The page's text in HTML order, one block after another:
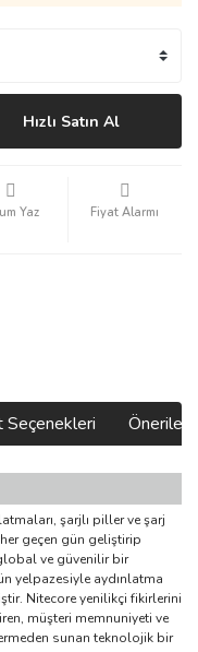
Hızlı Satın Al
Yaz Fiyat Alarmı
Seçenekleri
şarjlı piller ve şarj
geçen gün geliştirip
ve güvenilir bir
yelpazesiyle aydınlatma
Nitecore yenilikçi fikirlerini
müşteri memnuniyeti ve
sunan teknolojik bir